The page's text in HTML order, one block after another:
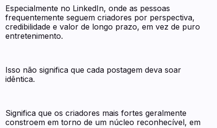
Especialmente no LinkedIn, onde as pessoas
frequentemente seguem criadores por perspectiva,
credibilidade e valor de longo prazo, em vez de puro
entretenimento.
Isso não significa que cada postagem deva soar
idêntica.
Significa que os criadores mais fortes geralmente
constroem em torno de um núcleo reconhecível, em